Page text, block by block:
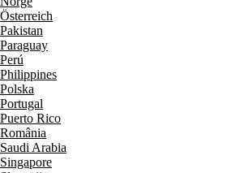
Österreich
Pakistan
Paraguay
Perú
Philippines
Polska
Portugal
Puerto Rico
România
Saudi Arabia
Singapore